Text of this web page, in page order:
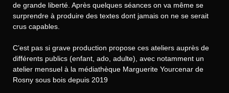
de grande liberté. Après quelques séances on va même se
surprendre à produire des textes dont jamais on ne se serait
crus capables.
C’est pas si grave production propose ces ateliers auprès de
différents publics (enfant, ado, adulte), avec notamment un
atelier mensuel à la médiathèque Marguerite Yourcenar de
Rosny sous bois depuis 2019